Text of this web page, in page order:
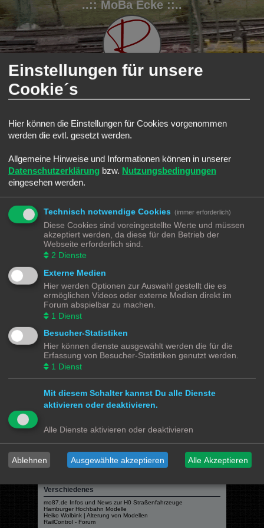
..:: MoBa Ecke ::..
Modellbahnforum Forum
Passwort zurücksetzen
E-Mail-Adresse:
Du musst die E-Mail-Adresse angeben, die in deinem Profil hinterlegt ist. Diese hast du
Modellbahnforum
Deutsche Übersetzung durch
Datenschutz| Nutzungsbedingungen
Olli's Modellbahn Seite
Von Klockenstedt über Bürenwerder nach Klingsiel
Bimm MOBA TV <- YouTube
lenasmodellbahn <- Instagram
Franks Moba-Keller <- Instagram
johns MOBA <- YouTube
Schmiddko Modellbahn <- YouTube
Verschiedenes
mo87.de Infos und News zur H0 Straßenfahrzeuge
Hamburger Hochbahn Modelle
Heiko Wolbink | Alterung von Modellen
RailControl - Forum
Einstellungen für unsere
Cookie´s
Hier können die Einstellungen für Cookies vorgenommen
werden die evtl. gesetzt werden.
Allgemeine Hinweise und Informationen können in unserer
Datenschutzerklärung bzw. Nutzungsbedingungen
eingesehen werden.
Technisch notwendige Cookies (immer erforderlich)
Diese Cookies sind voreingestellte Werte und müssen
akzeptiert werden, da diese für den Betrieb der
Webseite erforderlich sind.
2 Dienste
Externe Medien
Hier werden Optionen zur Auswahl gestellt die es
ermöglichen Videos oder externe Medien direkt im
Forum abspielbar zu machen.
1 Dienst
Besucher-Statistiken
Hier können dienste ausgewählt werden die für die
Erfassung von Besucher-Statistiken genutzt werden.
1 Dienst
Mit diesem Schalter kannst Du alle Dienste
aktivieren oder deaktivieren.
Alle Dienste aktivieren oder deaktivieren
Ablehnen Ausgewählte akzeptieren Alle Akzeptieren